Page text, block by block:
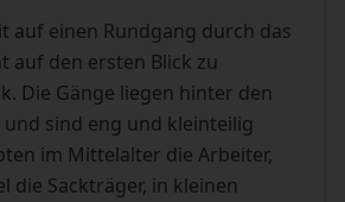
auf einen Rundgang durch das
auf den ersten Blick zu
Die Gänge liegen hinter den
sind eng und kleinteilig
im Mittelalter die Arbeiter,
die Sackträger, in kleinen